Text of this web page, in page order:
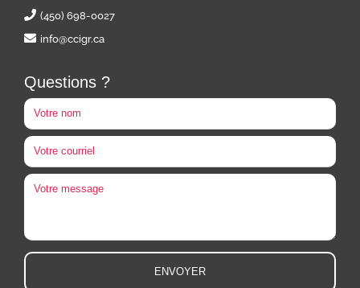
(450) 698-0027
info@ccigr.ca
Questions ?